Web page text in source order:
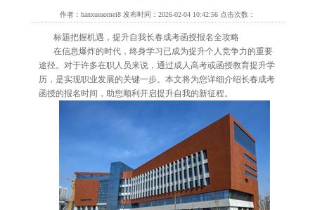
作者：hanxueaomei8 发布时间：2026-02-04 10:42:56 点击次数：
标题把握机遇，提升自我长春成考函授报名全攻略
在信息爆炸的时代，终身学习已成为提升个人竞争力的重要
途径。对于许多在职人员来说，通过成人高考或函授教育提升学
历，是实现职业发展的关键一步。本文将为您详细介绍长春成考
函授的报名时间，助您顺利开启提升自我的新征程。